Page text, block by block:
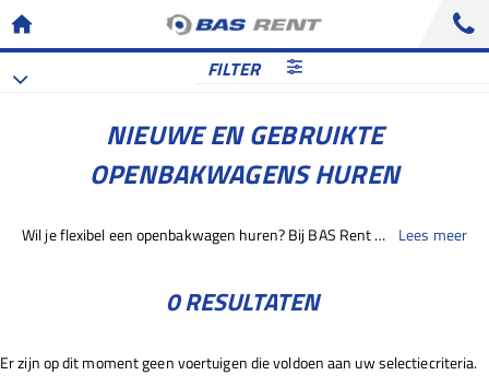
FILTER
NIEUWE EN GEBRUIKTE
OPENBAKWAGENS HUREN
Wil je flexibel een openbakwagen huren? Bij BAS Rent staat een grote keuze aan nieuwe en gebruikte openbakwagens tot jouw beschikking. Een openbakwagen is een veelzijdig voertuig met open laadvlak, geschikt voor het transport van producten en materialen met overgrote afmetingen. Tot de bekendste bakwagenmerken behoren onder andere DAF, Volvo, Mercedes-Benz, MAN, Scania, Iveco en Renault Trucks. Vind je online niet wat je zoekt? Neem contact met ons op, we vinden de passende oplossing voor je. Lees meer
0 RESULTATEN
Er zijn op dit moment geen voertuigen die voldoen aan uw selectiecriteria.